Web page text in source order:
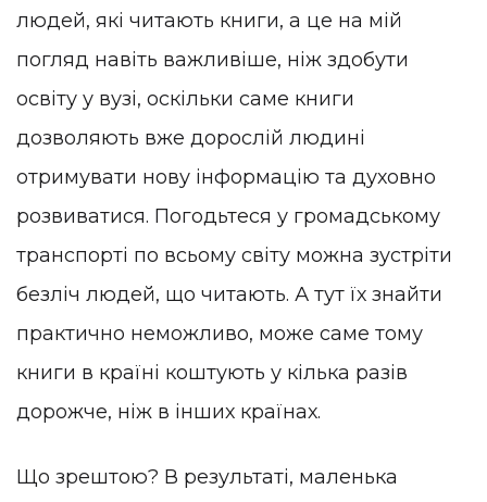
людей, які читають книги, а це на мій
погляд навіть важливіше, ніж здобути
освіту у вузі, оскільки саме книги
дозволяють вже дорослій людині
отримувати нову інформацію та духовно
розвиватися. Погодьтеся у громадському
транспорті по всьому світу можна зустріти
безліч людей, що читають. А тут їх знайти
практично неможливо, може саме тому
книги в країні коштують у кілька разів
дорожче, ніж в інших країнах.
Що зрештою? В результаті, маленька